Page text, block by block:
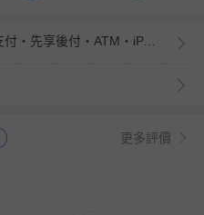
信用卡・LINE Pay・街口支付・先享後付・ATM・iPASS MONEY
更多評價